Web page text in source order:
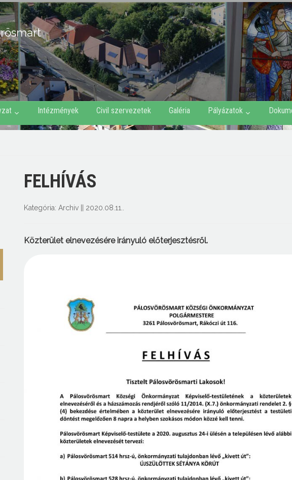
Intézmények Civil szervezetek Galéria Pályázatok
FELHÍVÁS
Kategória: Archiv 2020.08.11.
Közterület elnevezésére irányuló előterjesztésről.